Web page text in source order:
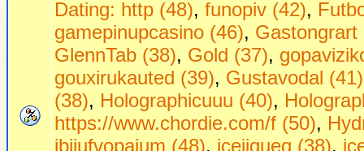
Dаting: http (48), funopiv (42),
gamepinupcasino (46), Gastongrart
GlennTab (38), Gold (37),
gouxirukauted (39), Gustavodal (41)
(38), Holographicuuu (40),
https://www.chordie.com/f (50),
ibijufvopajum (48), icejiqueq (38),